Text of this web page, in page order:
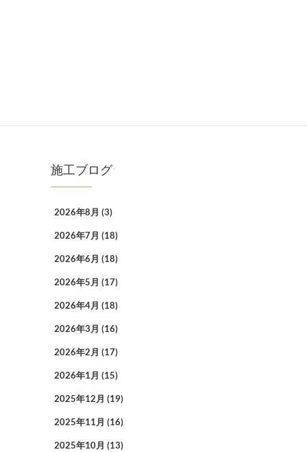
施工ブログ
2026年8月 (3)
2026年7月 (18)
2026年6月 (18)
2026年5月 (17)
2026年4月 (18)
2026年3月 (16)
2026年2月 (17)
2026年1月 (15)
2025年12月 (19)
2025年11月 (16)
2025年10月 (13)